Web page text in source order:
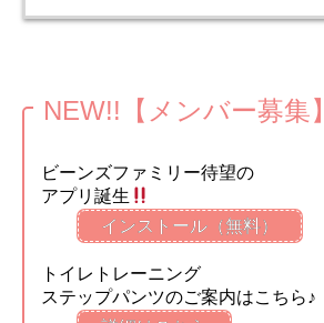
NEW!!【メンバー募集】
ビーンズファミリー待望の
アプリ誕生
インストール（無料）
トイレトレーニング
ステップパンツのご案内はこちら♪